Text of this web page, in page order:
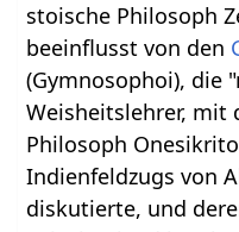
stoische Philosoph
beeinflusst von den
(Gymnosophoi), die
Weisheitslehrer, mit
Philosoph
Indienfeldzugs von
diskutierte, und